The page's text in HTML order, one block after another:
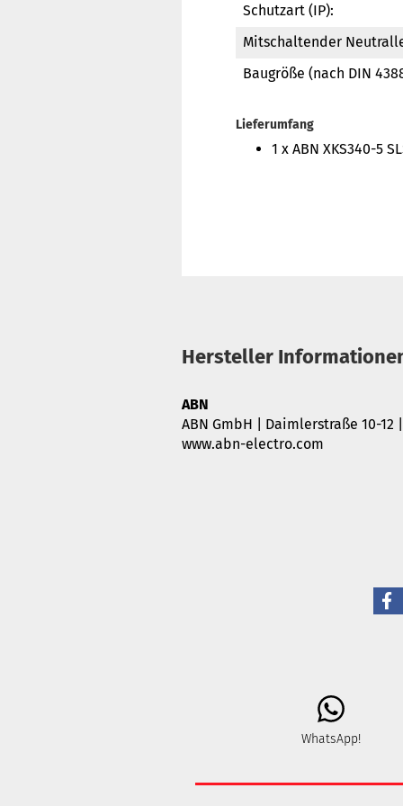
Schutzart (IP):
Mitschaltender
Baugröße (nach DIN
Lieferumfang
1 x ABN XKS340-5
Hersteller
ABN
ABN GmbH | Daimlerstraße 10-
www.abn-electro.com
WhatsApp!